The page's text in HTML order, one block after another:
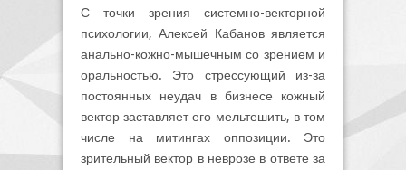
С точки зрения системно-векторной
психологии, Алексей Кабанов является
анально-кожно-мышечным со зрением и
оральностью. Это стрессующий из-за
постоянных неудач в бизнесе кожный
вектор заставляет его мельтешить, в том
числе на митингах оппозиции. Это
зрительный вектор в неврозе в ответе за